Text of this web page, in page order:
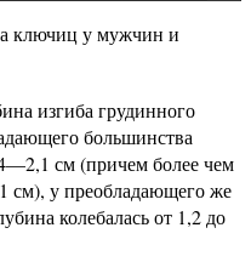
ключиц у мужчин и
изгиба грудинного
большинства
см (причем более чем
у преобладающего же
колебалась от 1,2 до